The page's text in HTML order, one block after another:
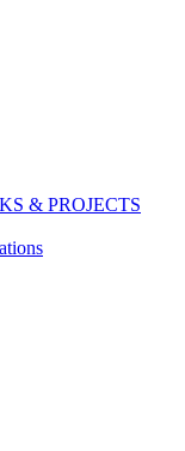
& PROJECTS